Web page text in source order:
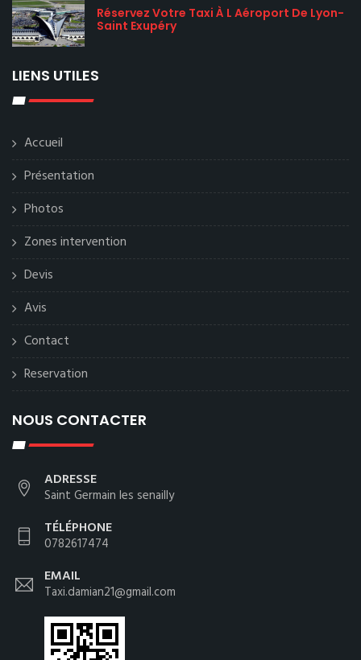
Réservez Votre Taxi À L Aéroport De Lyon-
Saint Exupéry
LIENS UTILES
Accueil
Présentation
Photos
Zones intervention
Devis
Avis
Contact
Reservation
NOUS CONTACTER
ADRESSE
Saint Germain les senailly
TÉLÉPHONE
0782617474
EMAIL
Taxi.damian21@gmail.com